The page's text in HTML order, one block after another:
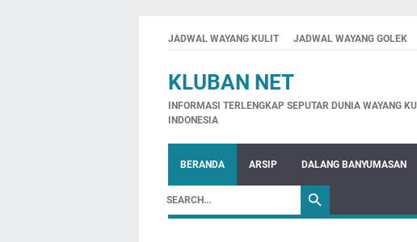
JADWAL WAYANG KULIT JADWAL WAYANG GOLEK
KLUBAN NET
INFORMASI TERLENGKAP SEPUTAR DUNIA WAYANG
INDONESIA
BERANDA ARSIP DALANG BANYUMASAN